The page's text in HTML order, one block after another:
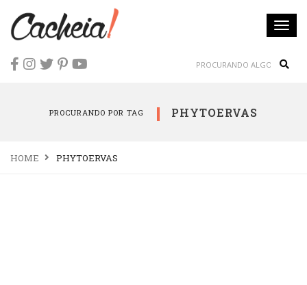
PROCURANDO POR TAG PHYTOERVAS
HOME PHYTOERVAS